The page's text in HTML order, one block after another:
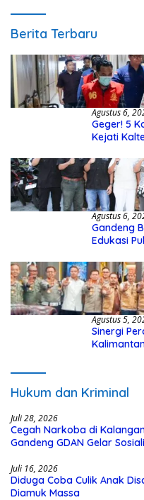
Berita Terbaru
Agustus 6,
Geger! 5
Kejati
Agustus 6,
Gandeng
Edukasi
Agustus 5,
Sinergi
Hukum dan Kriminal
Juli 28, 2026
Cegah Narkoba di
Gandeng GDAN Gelar
Juli 16, 2026
Diduga Coba Culik Anak
Diamuk Massa